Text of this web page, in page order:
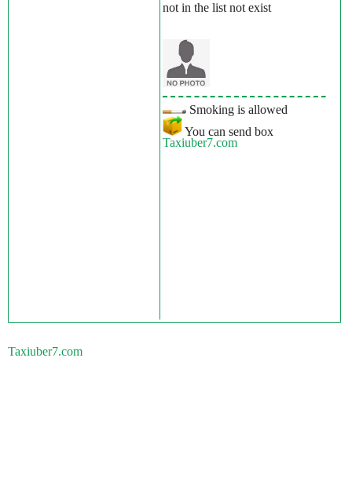
not in the list not exist
Smoking is allowed
You can send box
Taxiuber7.com
Taxiuber7.com